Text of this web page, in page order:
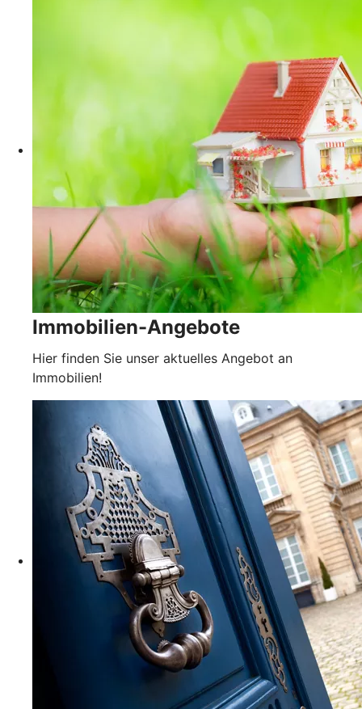
Immobilien-Angebote
Hier finden Sie unser aktuelles Angebot an
Immobilien!